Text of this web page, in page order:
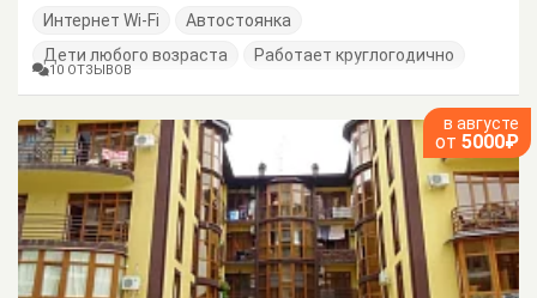
Интернет Wi-Fi
Автостоянка
Дети любого возраста
Работает круглогодично
10 ОТЗЫВОВ
в августе
от 5000₽